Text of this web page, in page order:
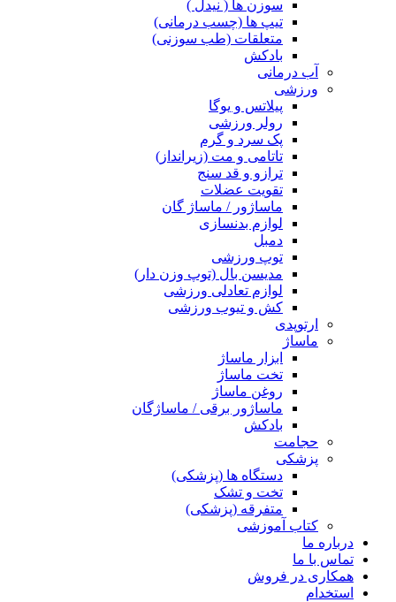
سوزن ها ( نیدل )
تیپ ها (چسب درمانی)
متعلقات (طب سوزنی)
بادکش
آب درمانی
ورزشی
پیلاتس و یوگا
رولر ورزشی
پک سرد و گرم
تاتامی و مت (زیرانداز)
ترازو و قد سنج
تقویت عضلات
ماساژور / ماساژ گان
لوازم بدنسازی
دمبل
توپ ورزشی
مدیسن بال (توپ وزن دار)
لوازم تعادلی ورزشی
کش و تیوب ورزشی
ارتوپدی
ماساژ
ابزار ماساژ
تخت ماساژ
روغن ماساژ
ماساژور برقی / ماساژگان
بادکش
حجامت
پزشکی
دستگاه ها (پزشکی)
تخت و تشک
متفرقه (پزشکی)
کتاب آموزشی
درباره ما
تماس با ما
همکاری در فروش
استخدام